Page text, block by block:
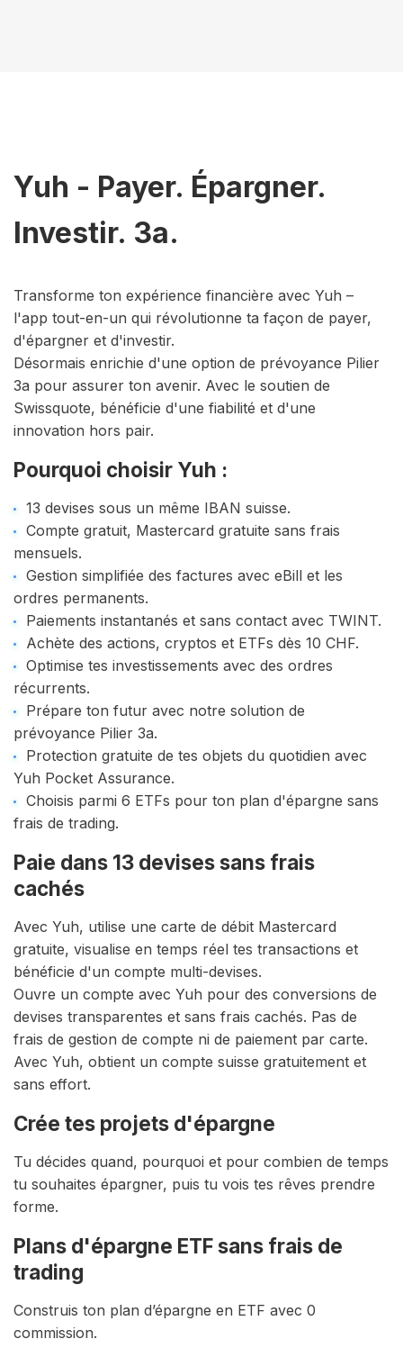
Yuh - Payer. Épargner.
Investir. 3a.
Transforme ton expérience financière avec Yuh –
l'app tout-en-un qui révolutionne ta façon de payer,
d'épargner et d'investir.
Désormais enrichie d'une option de prévoyance Pilier
3a pour assurer ton avenir. Avec le soutien de
Swissquote, bénéficie d'une fiabilité et d'une
innovation hors pair.
Pourquoi choisir Yuh :
13 devises sous un même IBAN suisse.
Compte gratuit, Mastercard gratuite sans frais
mensuels.
Gestion simplifiée des factures avec eBill et les
ordres permanents.
Paiements instantanés et sans contact avec TWINT.
Achète des actions, cryptos et ETFs dès 10 CHF.
Optimise tes investissements avec des ordres
récurrents.
Prépare ton futur avec notre solution de
prévoyance Pilier 3a.
Protection gratuite de tes objets du quotidien avec
Yuh Pocket Assurance.
Choisis parmi 6 ETFs pour ton plan d'épargne sans
frais de trading.
Paie dans 13 devises sans frais
cachés
Avec Yuh, utilise une carte de débit Mastercard
gratuite, visualise en temps réel tes transactions et
bénéficie d'un compte multi-devises.
Ouvre un compte avec Yuh pour des conversions de
devises transparentes et sans frais cachés. Pas de
frais de gestion de compte ni de paiement par carte.
Avec Yuh, obtient un compte suisse gratuitement et
sans effort.
Crée tes projets d'épargne
Tu décides quand, pourquoi et pour combien de temps
tu souhaites épargner, puis tu vois tes rêves prendre
forme.
Plans d'épargne ETF sans frais de
trading
Construis ton plan d’épargne en ETF avec 0
commission.